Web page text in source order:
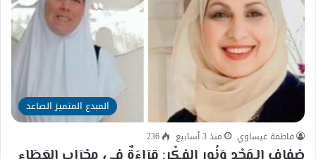
المبدع المتميز الصاعد
فاطمة عيساوي منذ 3 أسابيع 236